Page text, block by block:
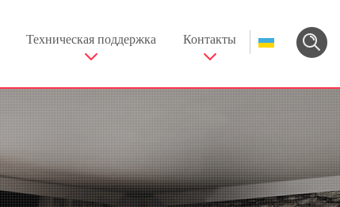
Техническая поддержка Контакты